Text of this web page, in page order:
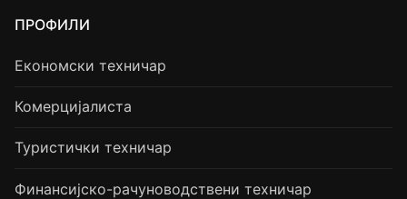
ПРОФИЛИ
Економски техничар
Комерцијалиста
Туристички техничар
Финансијско-рачуноводствени техничар